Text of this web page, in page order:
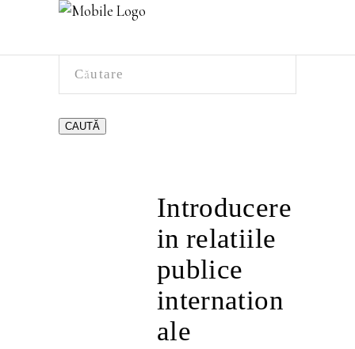
CAUTĂ
Introducere
in relatiile
publice
internation
ale